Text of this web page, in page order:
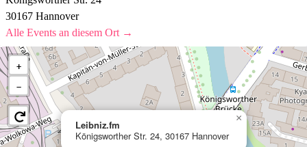
30167 Hannover
Alle Events an diesem Ort →
Leibniz.fm
Königsworther Str. 24, 30167 Hannover
×
+
−